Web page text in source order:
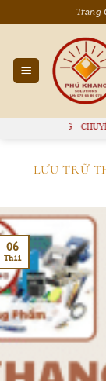
qua
dung
Trang
PHÚ KHANG - CHUYÊN
LƯU TRỮ
06
Th11